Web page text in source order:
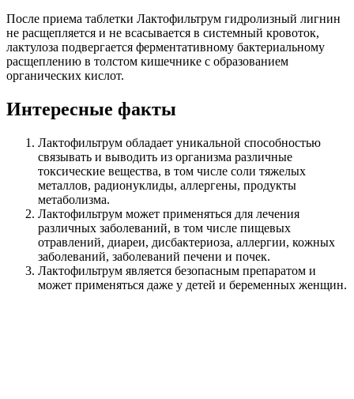
После приема таблетки Лактофильтрум гидролизный лигнин
не расщепляется и не всасывается в системный кровоток,
лактулоза подвергается ферментативному бактериальному
расщеплению в толстом кишечнике с образованием
органических кислот.
Интересные факты
Лактофильтрум обладает уникальной способностью
связывать и выводить из организма различные
токсические вещества, в том числе соли тяжелых
металлов, радионуклиды, аллергены, продукты
метаболизма.
Лактофильтрум может применяться для лечения
различных заболеваний, в том числе пищевых
отравлений, диареи, дисбактериоза, аллергии, кожных
заболеваний, заболеваний печени и почек.
Лактофильтрум является безопасным препаратом и
может применяться даже у детей и беременных женщин.